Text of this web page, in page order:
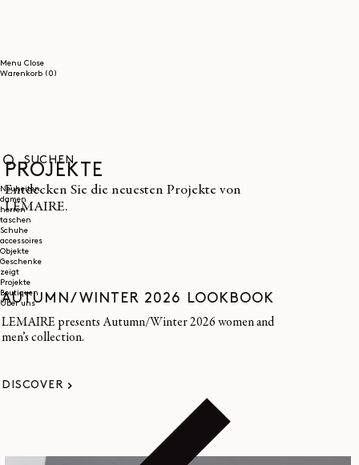
Menu Close
Warenkorb (0)
SUCHEN
Neuheiten
damen
herren
taschen
Schuhe
accessoires
Objekte
Geschenke
zeigt
Projekte
Boutiquen
Über uns
PROJEKTE
Entdecken Sie die neuesten Projekte von
LEMAIRE.
AUTUMN/WINTER 2026 LOOKBOOK
LEMAIRE presents Autumn/Winter 2026 women and
men’s collection.
DISCOVER